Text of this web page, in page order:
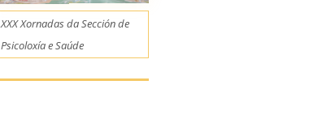
XXX Xornadas da Sección de
Psicoloxía e Saúde